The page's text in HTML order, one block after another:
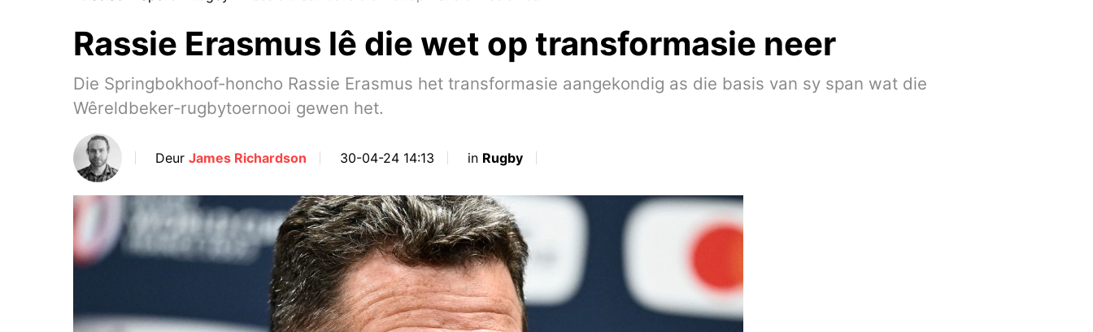
Rassie Erasmus lê die wet op transformasie neer
Die Springbokhoof-honcho Rassie Erasmus het transformasie aangekondig as die basis van sy span wat die
Wêreldbeker-rugbytoernooi gewen het.
Deur James Richardson 30-04-24 14:13 in Rugby